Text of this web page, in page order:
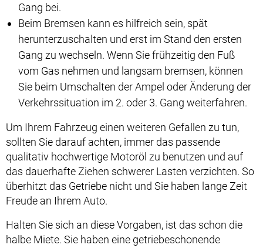
Gang bei.
Beim Bremsen kann es hilfreich sein, spät
herunterzuschalten und erst im Stand den ersten
Gang zu wechseln. Wenn Sie frühzeitig den Fuß
vom Gas nehmen und langsam bremsen, können
Sie beim Umschalten der Ampel oder Änderung der
Verkehrssituation im 2. oder 3. Gang weiterfahren.
Um Ihrem Fahrzeug einen weiteren Gefallen zu tun,
sollten Sie darauf achten, immer das passende
qualitativ hochwertige Motoröl zu benutzen und auf
das dauerhafte Ziehen schwerer Lasten verzichten. So
überhitzt das Getriebe nicht und Sie haben lange Zeit
Freude an Ihrem Auto.
Halten Sie sich an diese Vorgaben, ist das schon die
halbe Miete. Sie haben eine getriebeschonende